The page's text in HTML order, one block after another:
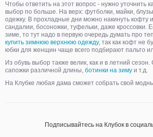
Чтобы ответить на этот вопрос - нужно уточнить
выбор по больше. На верх: футболки, майки,
одежку. В прохладные дни можно накинуть кофту
сандалии, босоножки, туфельки, даже кроссовки.
зиме, то тут надо в первую очередь думать про
купить зимнюю верхнюю одежду, так как кофт не
юбки для женщин чаще всего подбирают пальто
Из обувь выбор также велик, как и в летний сезон.
сапожки различной длины, ботинки на зиму и т.д.
На Клубке любая дама сможет собрать свой
Подписывайтесь на Клубок в